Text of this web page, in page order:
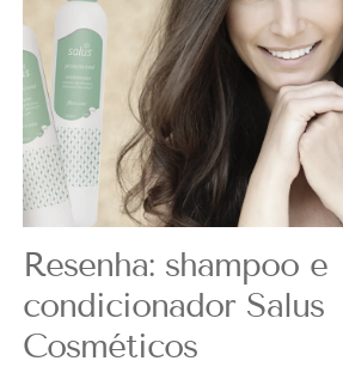
Resenha: shampoo e
condicionador Salus
Cosméticos